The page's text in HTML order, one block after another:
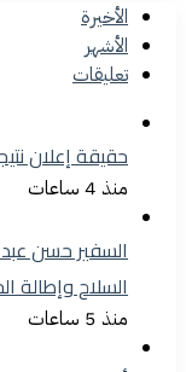
الأخيرة
الأشهر
تعليقات
حقيقة إعلان نتيجة
منذ 4 ساعات
السفير حسن
السلاح وإطالة
منذ 5 ساعات